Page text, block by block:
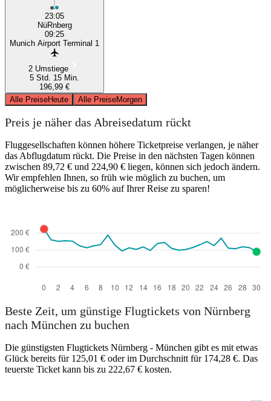
23:05
NüRnberg
09:25
Munich Airport Terminal 1
2 Umstiege
5 Std. 15 Min.
196,99 €
Alle PreiseHeute Alle PreiseMorgen
Preis je näher das Abreisedatum rückt
Fluggesellschaften können höhere Ticketpreise verlangen, je näher
das Abflugdatum rückt. Die Preise in den nächsten Tagen können
zwischen 89,72 € und 224,90 € liegen, können sich jedoch ändern.
Wir empfehlen Ihnen, so früh wie möglich zu buchen, um
möglicherweise bis zu 60% auf Ihrer Reise zu sparen!
Beste Zeit, um günstige Flugtickets von Nürnberg
nach München zu buchen
Die günstigsten Flugtickets Nürnberg - München gibt es mit etwas
Glück bereits für 125,01 € oder im Durchschnitt für 174,28 €. Das
teuerste Ticket kann bis zu 222,67 € kosten.